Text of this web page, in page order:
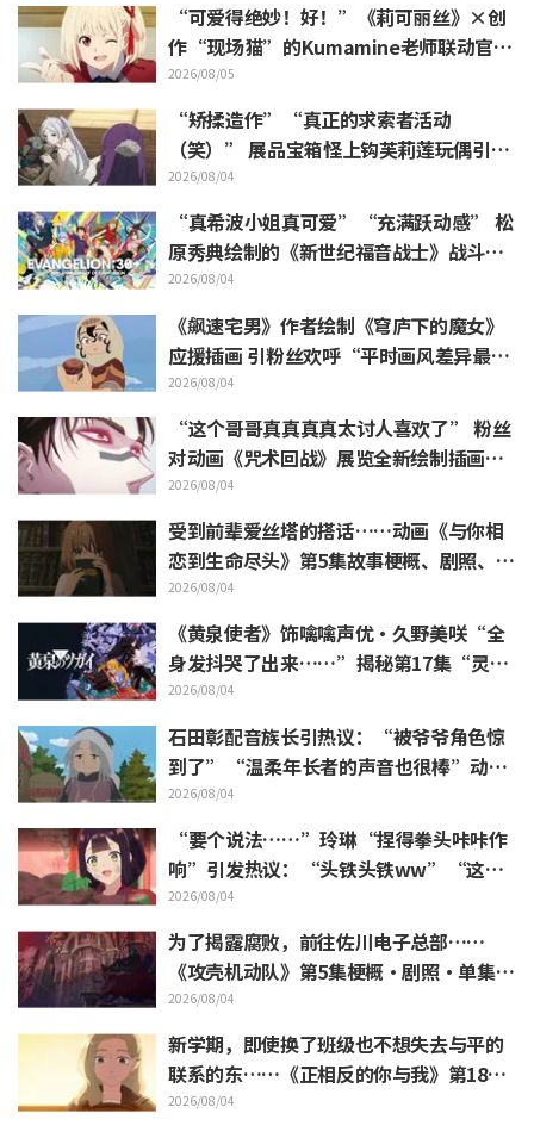
“可爱得绝妙！好！”《莉可丽丝》×创
作“现场猫”的Kumamine老师联动官宣
引发“好！”反响不断
2026/08/05
“矫揉造作”“真正的求索者活动
（笑）” 展品宝箱怪上钩芙莉莲玩偶引吐
槽如潮《葬送的芙莉莲》
2026/08/04
“真希波小姐真可爱”“充满跃动感” 松
原秀典绘制的《新世纪福音战士》战斗服
姿态三人美丽手稿公开引热议
2026/08/04
《飙速宅男》作者绘制《穹庐下的魔女》
应援插画 引粉丝欢呼“平时画风差异最大
的人画出来原来是这样”
2026/08/04
“这个哥哥真真真真太讨人喜欢了” 粉丝
对动画《咒术回战》展览全新绘制插画中
逼近虎杖悠仁的胀相感到狂喜
2026/08/04
受到前辈爱丝塔的搭话……动画《与你相
恋到生命尽头》第5集故事梗概、剧照、W
EB预告、剧集海报公开
2026/08/04
《黄泉使者》饰噙噙声优·久野美咲“全
身发抖哭了出来……”揭秘第17集“灵魂
名演”的幕后
2026/08/04
石田彰配音族长引热议：“被爷爷角色惊
到了”“温柔年长者的声音也很棒”动画
《穹庐下的魔女》第6集
2026/08/04
“要个说法……”玲琳“捏得拳头咔咔作
响”引发热议：“头铁头铁ww”“这表
情绝了”／《我是不才恶女》第4集
2026/08/04
为了揭露腐败，前往佐川电子总部……
《攻壳机动队》第5集梗概·剧照·单集视
觉图公开
2026/08/04
新学期，即使换了班级也不想失去与平的
联系的东……《正相反的你与我》第18集
梗概·剧照公开
2026/08/04